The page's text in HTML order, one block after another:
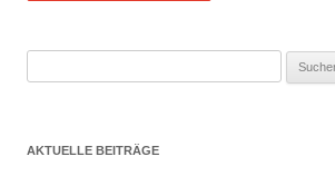
AKTUELLE BEITRÄGE